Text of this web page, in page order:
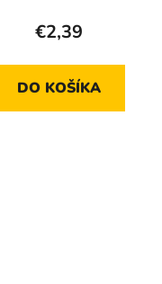
€2,39
DO KOŠÍKA